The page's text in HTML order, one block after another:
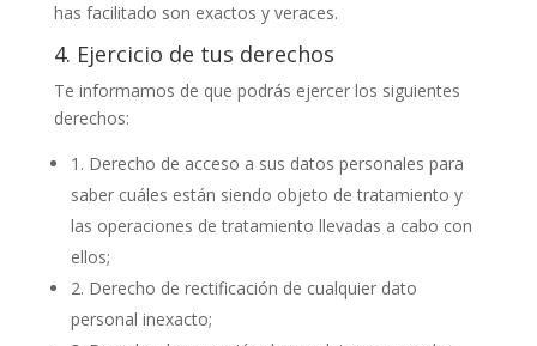
has facilitado son exactos y veraces.
4. Ejercicio de tus derechos
Te informamos de que podrás ejercer los siguientes
derechos:
1. Derecho de acceso a sus datos personales para
saber cuáles están siendo objeto de tratamiento y
las operaciones de tratamiento llevadas a cabo con
ellos;
2. Derecho de rectificación de cualquier dato
personal inexacto;